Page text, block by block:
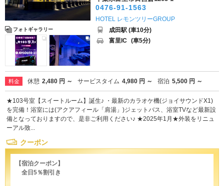
フォトギャラリー
0476-91-1563
HOTEL レモンツリーGROUP
成田駅 (車10分)
富里IC (車5分)
料金 休憩 2,480 円 ～ サービスタイム 4,980 円 ～ 宿泊 5,500 円 ～
★103号室【スイートルーム】誕生♪ ・最新のカラオケ機(ジョイサウンドX1)
を完備！浴室には(アクアフィール「肩湯」)ジェットバス、浴室TVなど最新設
備となっておりますので、是非ご利用ください♪ ★2025年1月★外装をリニュ
ーアル致...
クーポン
【宿泊クーポン】
全日5％割引き